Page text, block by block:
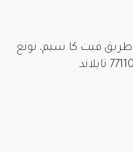
طريق فيت كا سيم، نونغ